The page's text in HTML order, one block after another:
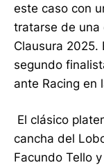
este caso con
tratarse de una
Clausura 2025.
segundo
ante Racing en
El clásico
cancha del
Facundo Tello